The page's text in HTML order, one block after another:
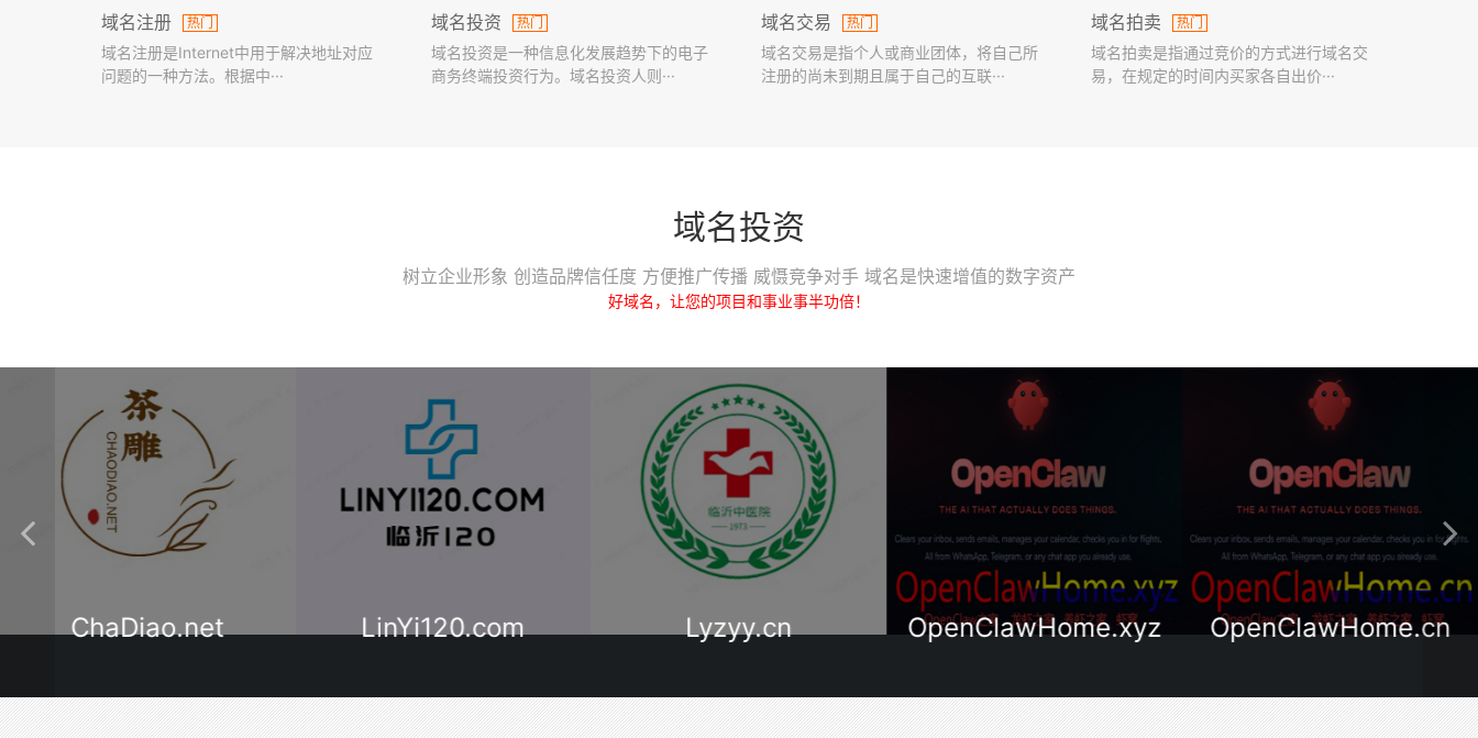
域名注册 热门
域名注册是Internet中用于解决地址对应
问题的一种方法。根据中···
域名投资 热门
域名投资是一种信息化发展趋势下的电子
商务终端投资行为。域名投资人则···
域名交易 热门
域名交易是指个人或商业团体，将自己所
注册的尚未到期且属于自己的互联···
域名拍卖 热门
域名拍卖是指通过竞价的方式进行域名交
易，在规定的时间内买家各自出价···
域名投资
树立企业形象 创造品牌信任度 方便推广传播 威慑竞争对手 域名是快速增值的数字资产
好域名，让您的项目和事业事半功倍！
ChaDiao.net LinYi120.com Lyzyy.cn OpenClawHome.xyz OpenClawHome.cn